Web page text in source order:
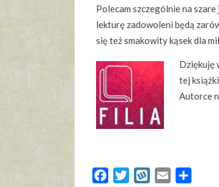
Polecam szczególnie na
lekturę zadowoleni będą
się też smakowity kąsek dla
Dziękuję
tej
Autorce
FacebookTwitterWykopEmail